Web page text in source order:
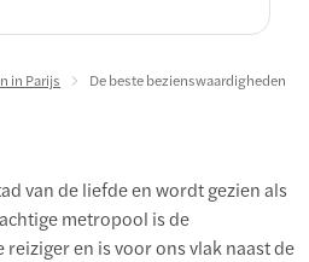
in Parijs
De beste bezienswaardigheden
van de liefde en wordt gezien als
metropool is de
en is voor ons vlak naast de